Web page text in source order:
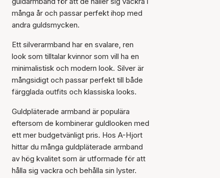
många år och passar perfekt ihop med
andra guldsmycken.
Ett silverarmband har en svalare, ren
look som tilltalar kvinnor som vill ha en
minimalistisk och modern look. Silver är
mångsidigt och passar perfekt till både
färgglada outfits och klassiska looks.
Guldpläterade armband är populära
eftersom de kombinerar guldlooken med
ett mer budgetvänligt pris. Hos A-Hjort
hittar du många guldpläterade armband
av hög kvalitet som är utformade för att
hålla sig vackra och behålla sin lyster.